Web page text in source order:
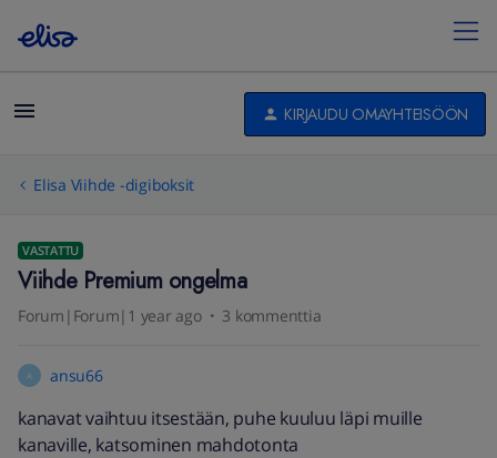
KIRJAUDU OMAYHTEISÖÖN
Elisa Viihde -digiboksit
VASTATTU
Viihde Premium ongelma
Forum|Forum|1 year ago 3 kommenttia
A ansu66
kanavat vaihtuu itsestään, puhe kuuluu läpi muille
kanaville, katsominen mahdotonta